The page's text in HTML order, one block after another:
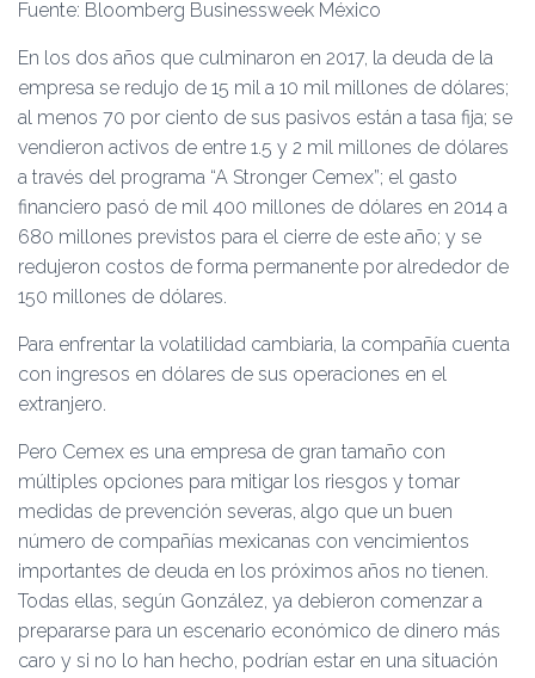
Fuente: Bloomberg Businessweek México
En los dos años que culminaron en 2017, la deuda de la
empresa se redujo de 15 mil a 10 mil millones de dólares;
al menos 70 por ciento de sus pasivos están a tasa fija; se
vendieron activos de entre 1.5 y 2 mil millones de dólares
a través del programa “A Stronger Cemex”; el gasto
financiero pasó de mil 400 millones de dólares en 2014 a
680 millones previstos para el cierre de este año; y se
redujeron costos de forma permanente por alrededor de
150 millones de dólares.
Para enfrentar la volatilidad cambiaria, la compañía cuenta
con ingresos en dólares de sus operaciones en el
extranjero.
Pero Cemex es una empresa de gran tamaño con
múltiples opciones para mitigar los riesgos y tomar
medidas de prevención severas, algo que un buen
número de compañías mexicanas con vencimientos
importantes de deuda en los próximos años no tienen.
Todas ellas, según González, ya debieron comenzar a
prepararse para un escenario económico de dinero más
caro y si no lo han hecho, podrían estar en una situación